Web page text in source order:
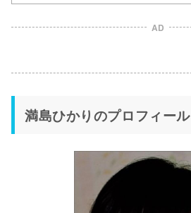
AD
満島ひかりのプロフィール